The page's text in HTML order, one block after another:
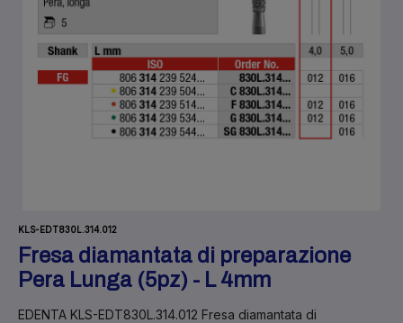
KLS-EDT830L.314.012
Fresa diamantata di preparazione
Pera Lunga (5pz) - L 4mm
EDENTA KLS-EDT830L.314.012 Fresa diamantata di